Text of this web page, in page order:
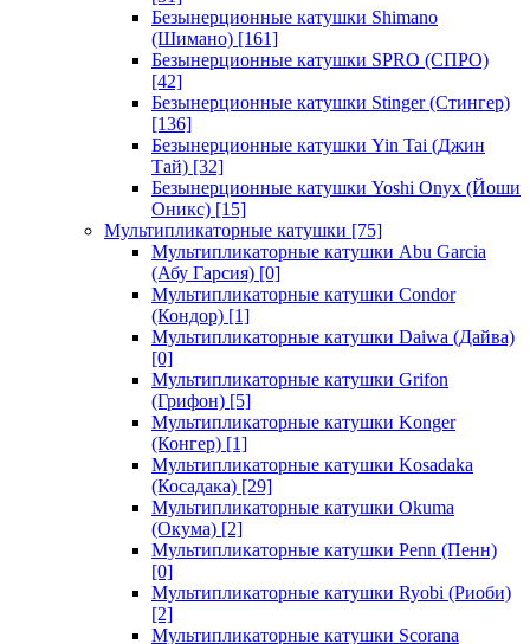
Безынерционные катушки Shimano
(Шимано) [161]
Безынерционные катушки SPRO (СПРО)
[42]
Безынерционные катушки Stinger (Стингер)
[136]
Безынерционные катушки Yin Tai (Джин
Тай) [32]
Безынерционные катушки Yoshi Onyx (Йоши
Оникс) [15]
Мультипликаторные катушки [75]
Мультипликаторные катушки Abu Garcia
(Абу Гарсия) [0]
Мультипликаторные катушки Condor
(Кондор) [1]
Мультипликаторные катушки Daiwa (Дайва)
[0]
Мультипликаторные катушки Grifon
(Грифон) [5]
Мультипликаторные катушки Konger
(Конгер) [1]
Мультипликаторные катушки Kosadaka
(Косадака) [29]
Мультипликаторные катушки Okuma
(Окума) [2]
Мультипликаторные катушки Penn (Пенн)
[0]
Мультипликаторные катушки Ryobi (Риоби)
[2]
Мультипликаторные катушки Scorana